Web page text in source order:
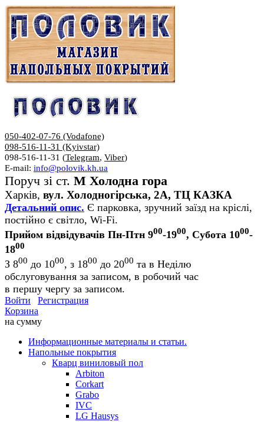
050-402-07-76 (Vodafone)
098-516-11-31 (Kyivstar)
098-516-11-31 (Telegram, Viber)
E-mail: info@polovik.kh.ua
Поруч зі ст. М Холодна гора
Харків, вул. Холодногірська, 2А, ТЦ КАЗКА
Детальний опис. Є парковка, зручний заїзд на кріслі,
постійно є світло, Wi-Fi.
Прийом відвідувачів Пн-Птн 900-1900, Субота 1000-
1800
З 800 до 1000, з 1800 до 2000 та в Неділю
обслуговування за записом, в робочий час
в першу чергу за записом.
Войти
Регистрация
Корзина
на сумму
Информационные материалы и статьи.
Напольные покрытия
Кварц виниловый пол
Arbiton
Corkart
Grabo
IVC
LG Hausys